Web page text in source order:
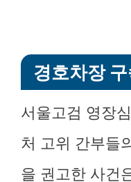
경호차장
서울고검 영장
처 고위 간부들
을 권고한 사건